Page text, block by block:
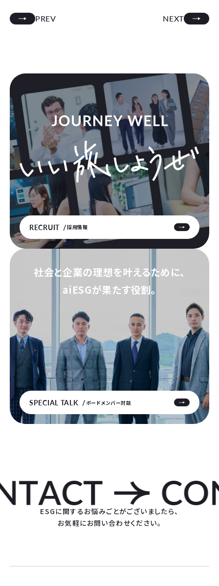
PREV NEXT
RECRUIT 採用情報
社会と企業の理想を叶えるために、
aiESGが果たす役割。
SPECIAL TALK ボードメンバー対談
ESGに関するお悩みごとがございましたら、
お気軽にお問い合わせください。